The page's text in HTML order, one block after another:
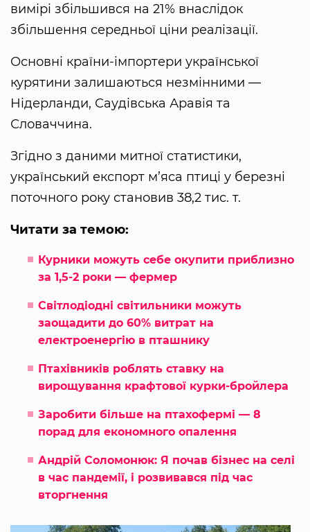
вимірі збільшився на 21% внаслідок
збільшення середньої ціни реалізації.
Основні країни-імпортери української
курятини залишаються незмінними —
Нідерланди, Саудівська Аравія та
Словаччина.
Згідно з даними митної статистики,
український експорт м’яса птиці у березні
поточного року становив 38,2 тис. т.
Читати за темою:
Курники можуть себе окупити приблизно
за 1,5-2 роки — фермер
Світлодіодні світильники можуть
заощадити до 60% витрат на
електроенергію в пташнику
Птахівників роблять ставку на
вирощування крафтової курки-бройлера
Заробити більше на птахофермі — 8
порад для економного опалення
Андрій Соломонюк: Я почав бізнес на селі
в час пандемії, і розвивався під час
вторгнення